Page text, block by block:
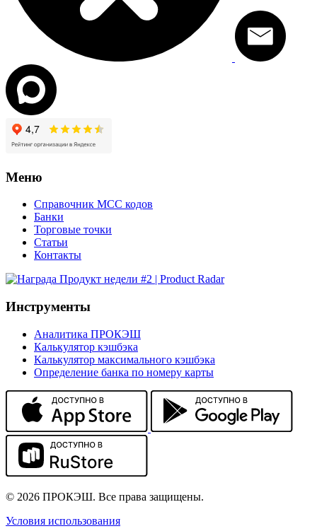
Меню
Справочник MCC кодов
Банки
Торговые точки
Статьи
Контакты
Инструменты
Аналитика ПРОКЭШ
Калькулятор кэшбэка
Калькулятор максимального кэшбэка
Определение банка по номеру карты
© 2026 ПРОКЭШ. Все права защищены.
Условия использования